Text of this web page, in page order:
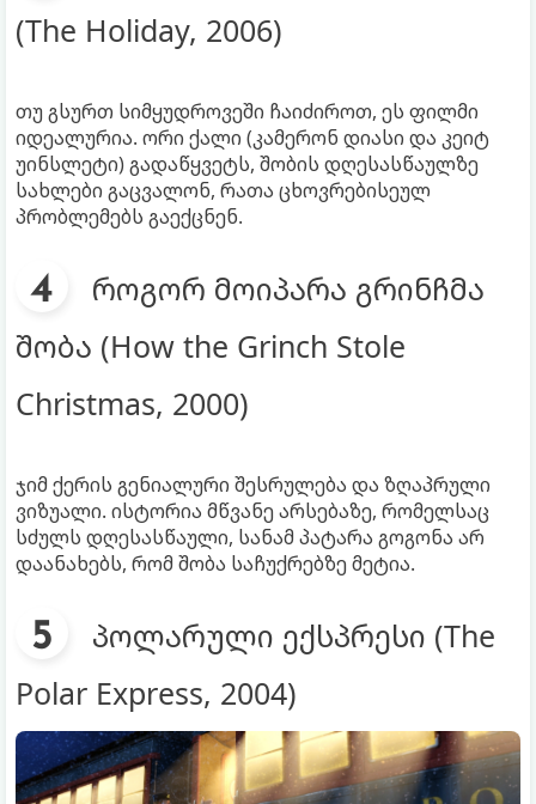
(The Holiday, 2006)
თუ გსურთ სიმყუდროვეში ჩაიძიროთ, ეს ფილმი
იდეალურია. ორი ქალი (კამერონ დიასი და კეიტ
უინსლეტი) გადაწყვეტს, შობის დღესასწაულზე
სახლები გაცვალონ, რათა ცხოვრებისეულ
პრობლემებს გაექცნენ.
როგორ მოიპარა გრინჩმა
შობა (How the Grinch Stole
Christmas, 2000)
ჯიმ ქერის გენიალური შესრულება და ზღაპრული
ვიზუალი. ისტორია მწვანე არსებაზე, რომელსაც
სძულს დღესასწაული, სანამ პატარა გოგონა არ
დაანახებს, რომ შობა საჩუქრებზე მეტია.
პოლარული ექსპრესი (The
Polar Express, 2004)